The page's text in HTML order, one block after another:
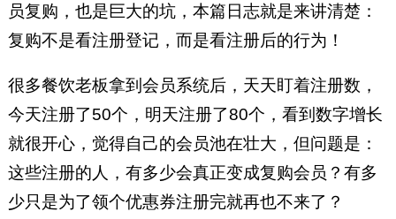
员复购，也是巨大的坑，本篇日志就是来讲清楚：
复购不是看注册登记，而是看注册后的行为！
很多餐饮老板拿到会员系统后，天天盯着注册数，
今天注册了50个，明天注册了80个，看到数字增长
就很开心，觉得自己的会员池在壮大，但问题是：
这些注册的人，有多少会真正变成复购会员？有多
少只是为了领个优惠券注册完就再也不来了？